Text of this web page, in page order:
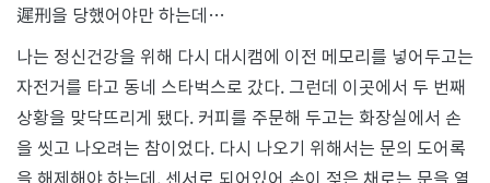
遲刑을 당했어야만 하는데…
나는 정신건강을 위해 다시 대시캠에 이전 메모리를 넣어두고는
자전거를 타고 동네 스타벅스로 갔다. 그런데 이곳에서 두 번째
상황을 맞닥뜨리게 됐다. 커피를 주문해 두고는 화장실에서 손
을 씻고 나오려는 참이었다. 다시 나오기 위해서는 문의 도어록
을 해제해야 하는데, 센서로 되어있어 손이 젖은 채로는 문을 열